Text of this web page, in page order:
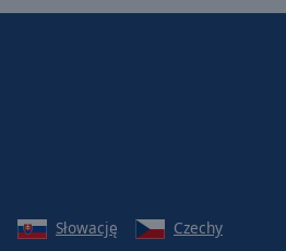
Słowację
Czechy